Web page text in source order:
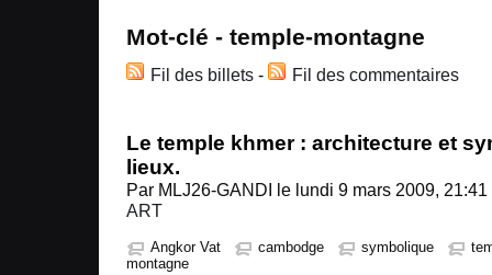
Mot-clé - temple-montagne
Fil des billets - Fil des commentaires
Le temple khmer : architecture et
lieux.
Par MLJ26-GANDI le lundi 9 mars 2009,
ART
Angkor Vat cambodge symbolique
montagne